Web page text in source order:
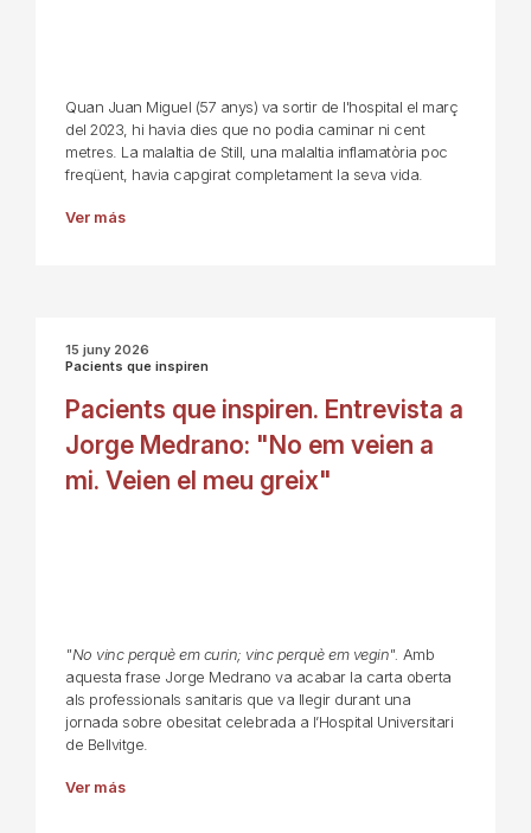
Quan Juan Miguel (57 anys) va sortir de l'hospital el març
del 2023, hi havia dies que no podia caminar ni cent
metres. La malaltia de Still, una malaltia inflamatòria poc
freqüent, havia capgirat completament la seva vida.
Ver más
15 juny 2026
Pacients que inspiren
Pacients que inspiren. Entrevista a
Jorge Medrano: "No em veien a
mi. Veien el meu greix"
"No vinc perquè em curin; vinc perquè em vegin". Amb
aquesta frase Jorge Medrano va acabar la carta oberta
als professionals sanitaris que va llegir durant una
jornada sobre obesitat celebrada a l’Hospital Universitari
de Bellvitge.
Ver más